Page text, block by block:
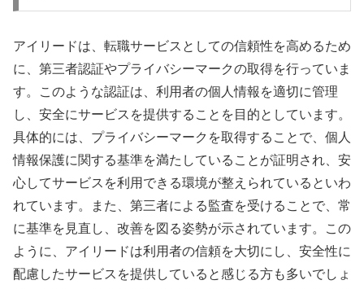
アイリードは、転職サービスとしての信頼性を高めるため
に、第三者認証やプライバシーマークの取得を行っていま
す。このような認証は、利用者の個人情報を適切に管理
し、安全にサービスを提供することを目的としています。
具体的には、プライバシーマークを取得することで、個人
情報保護に関する基準を満たしていることが証明され、安
心してサービスを利用できる環境が整えられているといわ
れています。また、第三者による監査を受けることで、常
に基準を見直し、改善を図る姿勢が示されています。この
ように、アイリードは利用者の信頼を大切にし、安全性に
配慮したサービスを提供していると感じる方も多いでしょ